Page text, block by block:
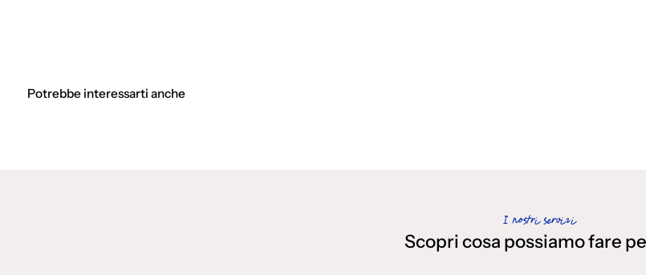
Potrebbe interessarti anche
I nostri servizi
Scopri cosa possiamo fare